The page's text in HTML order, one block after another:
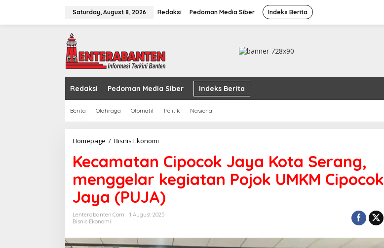
Saturday, August 8, 2026 Redaksi Pedoman Media Siber Indeks Berita
Redaksi Pedoman Media Siber Indeks Berita
Berita Olahraga Otomatif Politik Nasional
Homepage / Bisnis Ekonomi
Jaya
Kota
Serang,
menggelar
kegiatan
Pojok
UMKM
(PUJA)
Kecamatan Cipocok Jaya Kota Serang,
menggelar kegiatan Pojok UMKM Cipocok
Jaya (PUJA)
Lenterabanten.com
1 August 2025
Bisnis Ekonomi